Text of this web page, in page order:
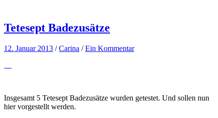
Tetesept Badezusätze
12. Januar 2013 /Carina /Ein Kommentar
Insgesamt 5 Tetesept Badezusätze wurden getestet. Und sollen nun
hier vorgestellt werden.